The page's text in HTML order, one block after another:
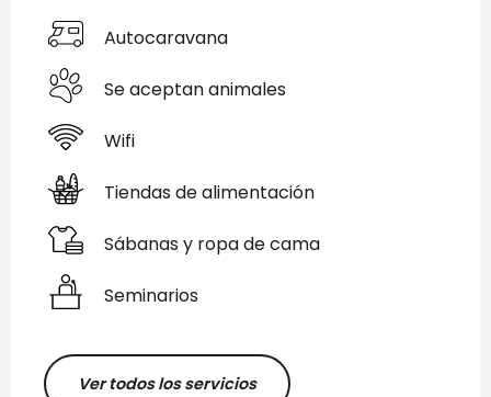
Autocaravana
Se aceptan animales
Wifi
Tiendas de alimentación
Sábanas y ropa de cama
Seminarios
Ver todos los servicios